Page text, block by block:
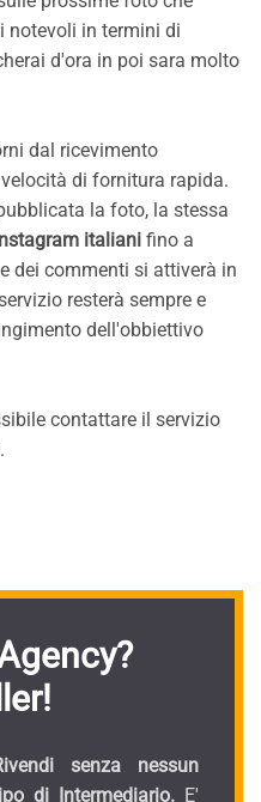
notevoli in termini di
d'ora in poi sara molto
dal ricevimento
di fornitura rapida.
la foto, la stessa
italiani fino a
dei commenti si attiverà in
resterà sempre e
dell'obbiettivo
contattare il servizio
senza nessun
di Intermediario. E'